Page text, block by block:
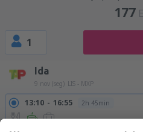
177
1
Ida
9 nov (seg) LIS - MXP
13:10 16:55 2h 45min